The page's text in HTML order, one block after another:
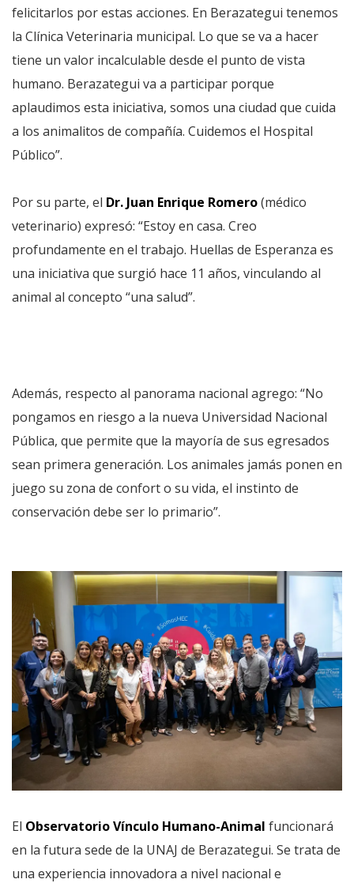
felicitarlos por estas acciones. En Berazategui tenemos
la Clínica Veterinaria municipal. Lo que se va a hacer
tiene un valor incalculable desde el punto de vista
humano. Berazategui va a participar porque
aplaudimos esta iniciativa, somos una ciudad que cuida
a los animalitos de compañía. Cuidemos el Hospital
Público”.
Por su parte, el Dr. Juan Enrique Romero(médico
veterinario) expresó: “Estoy en casa. Creo
profundamente en el trabajo. Huellas de Esperanza es
una iniciativa que surgió hace 11 años, vinculando al
animal al concepto “una salud”.
Además, respecto al panorama nacional agrego: “No
pongamos en riesgo a la nueva Universidad Nacional
Pública, que permite que la mayoría de sus egresados
sean primera generación. Los animales jamás ponen en
juego su zona de confort o su vida, el instinto de
conservación debe ser lo primario”.
El Observatorio Vínculo Humano-Animal funcionará
en la futura sede de la UNAJ de Berazategui. Se trata de
una experiencia innovadora a nivel nacional e